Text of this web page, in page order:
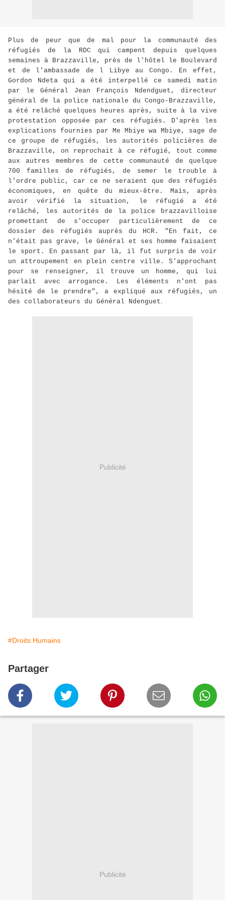
Plus de peur que de mal pour la communauté des
réfugiés de la RDC qui campent depuis quelques
semaines à Brazzaville, près de l'hôtel le Boulevard
et de l'ambassade de l Libye au Congo. En effet,
Gordon Ndeta qui a été interpellé ce samedi matin
par le Général Jean François Ndendguet, directeur
général de la police nationale du Congo-Brazzaville,
a été relâché quelques heures après, suite à la vive
protestation opposée par ces réfugiés. D'après les
explications fournies par Me Mbiye wa Mbiye, sage de
ce groupe de réfugiés, les autorités policières de
Brazzaville, on reprochait à ce réfugié, tout comme
aux autres membres de cette communauté de quelque
700 familles de réfugiés, de semer le trouble à
l'ordre public, car ce ne seraient que des réfugiés
économiques, en quête du mieux-être. Mais, après
avoir vérifié la situation, le réfugié a été
relâché, les autorités de la police brazzavilloise
promettant de s'occuper particulièrement de ce
dossier des réfugiés auprès du HCR. "En fait, ce
n'était pas grave, le Général et ses homme faisaient
le sport. En passant par là, il fut surpris de voir
un attroupement en plein centre ville. S'approchant
pour se renseigner, il trouve un homme, qui lui
parlait avec arrogance. Les éléments n'ont pas
hésité de le prendre", a expliqué aux réfugiés, un
des collaborateurs du Général Ndenguet
Publicité
#Droits Humains
Partager
Publicité